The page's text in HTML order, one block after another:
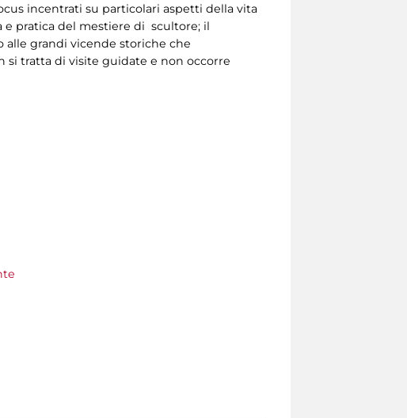
incentrati su particolari aspetti della vita
e pratica del mestiere di scultore; il
alle grandi vicende storiche che
si tratta di visite guidate e non occorre